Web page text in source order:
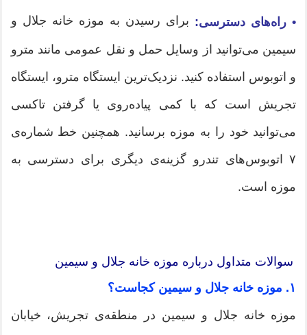
• راه‌های دسترسی: برای رسیدن به موزه خانه جلال و
سیمین می‌توانید از وسایل حمل و نقل عمومی مانند مترو
و اتوبوس استفاده کنید. نزدیک‌ترین ایستگاه مترو، ایستگاه
تجریش است که با کمی پیاده‌روی یا گرفتن تاکسی
می‌توانید خود را به موزه برسانید. همچنین خط شماره‌ی
۷ اتوبوس‌های تندرو گزینه‌ی دیگری برای دسترسی به
موزه است.
سوالات متداول درباره موزه خانه جلال و سیمین
۱. موزه خانه جلال و سیمین کجاست؟
موزه خانه جلال و سیمین در منطقه‌ی تجریش، خیابان